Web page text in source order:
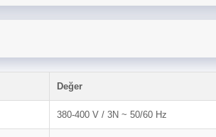
Değer
380-400 V / 3N ~ 50/60 Hz